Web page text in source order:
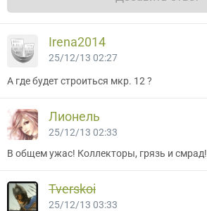
Irena2014
25/12/13 02:27
А где будет строиться мкр. 12 ?
Лионель
25/12/13 02:33
В общем ужас! Коллекторы, грязь и смрад!
Tverskoi
25/12/13 03:33